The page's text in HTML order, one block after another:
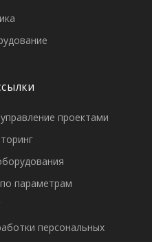
проектами
параметрам
персональных